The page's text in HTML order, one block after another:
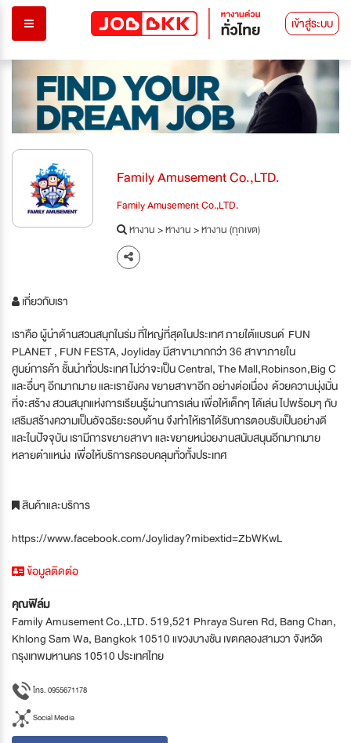
เข้าสู่ระบบ
Family Amusement Co.,LTD.
Family Amusement Co.,LTD.
หางาน>หางาน>หางาน (ทุกเขต)
เกี่ยวกับเรา
เราคือ ผู้นำด้านสวนสนุกในร่ม ที่ใหญ่ที่สุดในประเทศ ภายใต้แบรนด์ FUN
PLANET , FUN FESTA, Joyliday มีสาขามากกว่า 36 สาขาภายใน
ศูนย์การค้า ชั้นนำทั่วประเทศ ไม่ว่าจะเป็น Central, The Mall,Robinson,Big C
และอื่นๆ อีกมากมาย และเรายังคง ขยายสาขาอีก อย่างต่อเนื่อง ด้วยความมุ่งมั่น
ที่จะสร้าง สวนสนุกแห่งการเรียนรู้ผ่านการเล่น เพื่อให้เด็กๆ ได้เล่น ไปพร้อมๆ กับ
เสริมสร้างความเป็นอัจฉริยะรอบด้าน จึงทำให้เราได้รับการตอบรับเป็นอย่างดี
และในปัจจุบัน เรามีการขยายสาขา และขยายหน่วยงานสนับสนุนอีกมากมาย
หลายตำแหน่ง เพื่อให้บริการครอบคลุมทั่วทั้งประเทศ
สินค้าและบริการ
https://www.facebook.com/Joyliday?mibextid=ZbWKwL
ข้อมูลติดต่อ
คุณฟิล์ม
Family Amusement Co.,LTD. 519,521 Phraya Suren Rd, Bang Chan,
Khlong Sam Wa, Bangkok 10510 แขวงบางชัน เขตคลองสามวา จังหวัด
กรุงเทพมหานคร 10510 ประเทศไทย
โทร. 0955671178
Social Media